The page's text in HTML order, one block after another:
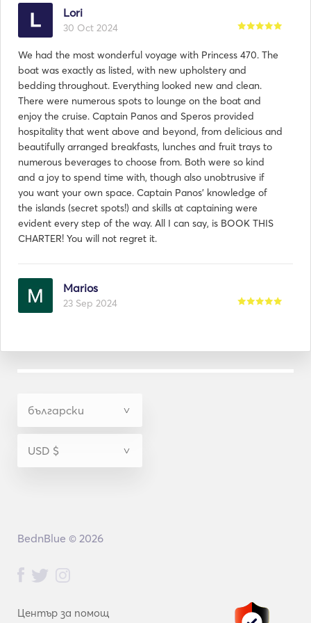
Lori
30 Oct 2024
We had the most wonderful voyage with Princess 470. The
boat was exactly as listed, with new upholstery and
bedding throughout. Everything looked new and clean.
There were numerous spots to lounge on the boat and
enjoy the cruise. Captain Panos and Speros provided
hospitality that went above and beyond, from delicious and
beautifully arranged breakfasts, lunches and fruit trays to
numerous beverages to choose from. Both were so kind
and a joy to spend time with, though also unobtrusive if
you want your own space. Captain Panos' knowledge of
the islands (secret spots!) and skills at captaining were
evident every step of the way. All I can say, is BOOK THIS
CHARTER! You will not regret it.
Marios
23 Sep 2024
Център за помощ
BednBlue © 2026